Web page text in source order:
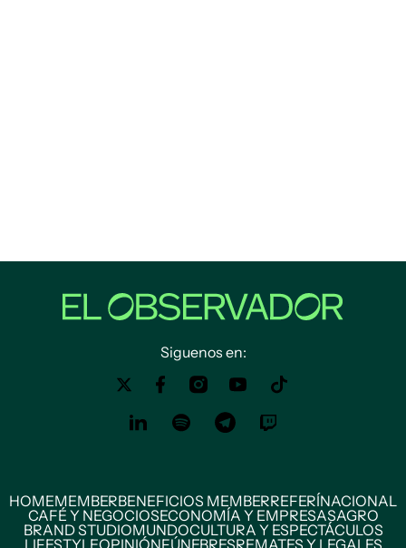
Siguenos en:
HOMEMEMBERBENEFICIOS MEMBERREFERÍNACIONAL
CAFÉ Y NEGOCIOSECONOMÍA Y EMPRESASAGRO
BRAND STUDIOMUNDOCULTURA Y ESPECTÁCULOS